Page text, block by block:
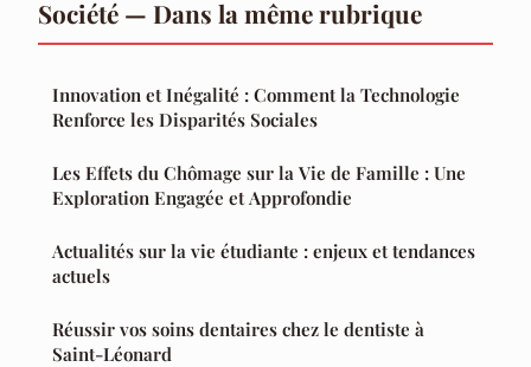
Société — Dans la même rubrique
Innovation et Inégalité : Comment la Technologie
Renforce les Disparités Sociales
Les Effets du Chômage sur la Vie de Famille : Une
Exploration Engagée et Approfondie
Actualités sur la vie étudiante : enjeux et tendances
actuels
Réussir vos soins dentaires chez le dentiste à
Saint-Léonard